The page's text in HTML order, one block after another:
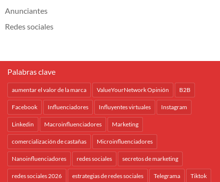
Anunciantes
Redes sociales
Palabras clave
aumentar el valor de la marca ValueYourNetwork Opinión B2B
Facebook Influenciadores Influyentes virtuales Instagram
Linkedin Macroinfluenciadores Marketing
comercialización de castañas Microinfluenciadores
Nanoinfluenciadores redes sociales secretos de marketing
redes sociales 2026 estrategias de redes sociales Telegrama Tiktok